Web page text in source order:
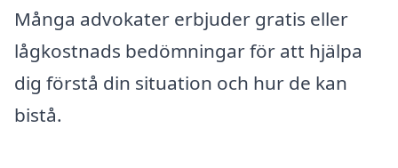
Många advokater erbjuder gratis eller
lågkostnads bedömningar för att hjälpa
dig förstå din situation och hur de kan
bistå.